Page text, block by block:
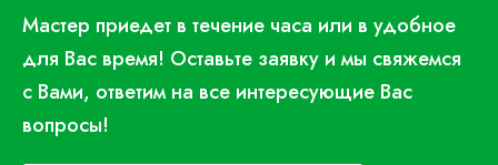
Мастер приедет в течение часа или в удобное
для Вас время! Оставьте заявку и мы свяжемся
с Вами, ответим на все интересующие Вас
вопросы!